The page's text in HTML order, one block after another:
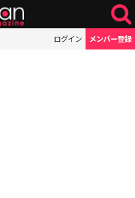
ログイン メンバー登録